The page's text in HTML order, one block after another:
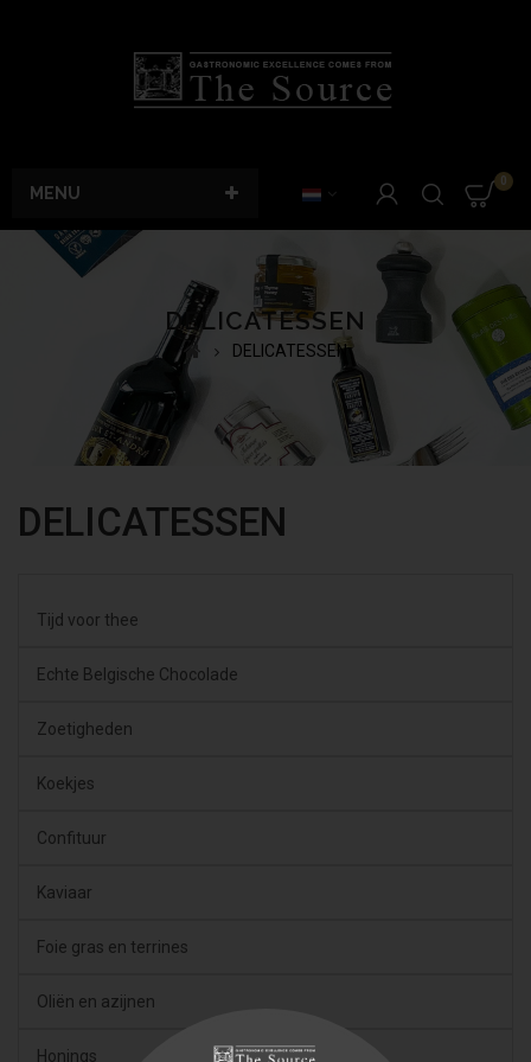
0
MENU
DELICATESSEN
DELICATESSEN
DELICATESSEN
Tijd voor thee
Echte Belgische Chocolade
Zoetigheden
Koekjes
Confituur
Kaviaar
Foie gras en terrines
Oliën en azijnen
Honings